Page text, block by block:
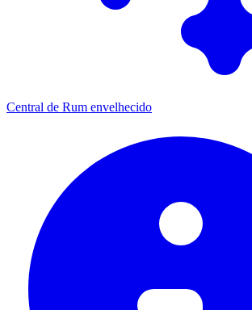
Central de Rum envelhecido